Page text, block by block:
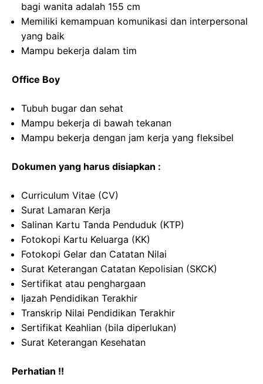
bagi wanita adalah 155 cm
Memiliki kemampuan komunikasi dan interpersonal
yang baik
Mampu bekerja dalam tim
Office Boy
Tubuh bugar dan sehat
Mampu bekerja di bawah tekanan
Mampu bekerja dengan jam kerja yang fleksibel
Dokumen yang harus disiapkan :
Curriculum Vitae (CV)
Surat Lamaran Kerja
Salinan Kartu Tanda Penduduk (KTP)
Fotokopi Kartu Keluarga (KK)
Fotokopi Gelar dan Catatan Nilai
Surat Keterangan Catatan Kepolisian (SKCK)
Sertifikat atau penghargaan
Ijazah Pendidikan Terakhir
Transkrip Nilai Pendidikan Terakhir
Sertifikat Keahlian (bila diperlukan)
Surat Keterangan Kesehatan
Perhatian !!